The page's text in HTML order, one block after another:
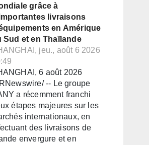
grâce à
livraisons
en Amérique
Sud et en Thaïlande
jeu., août 6 2026
6 août 2026
-- Le groupe
a récemment franchi
étapes majeures sur les
internationaux, en
des livraisons de
envergure et en